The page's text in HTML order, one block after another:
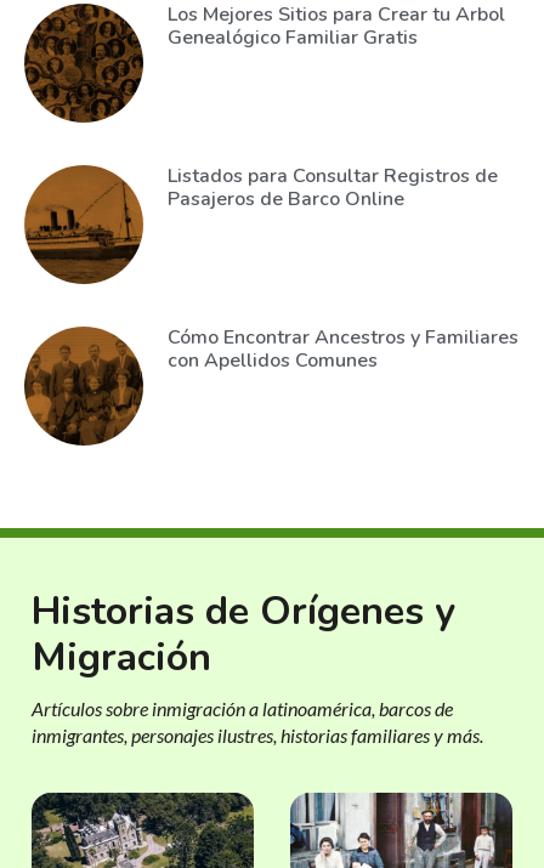
Los Mejores Sitios para Crear tu Arbol
Genealógico Familiar Gratis
Listados para Consultar Registros de
Pasajeros de Barco Online
Cómo Encontrar Ancestros y Familiares
con Apellidos Comunes
Historias de Orígenes y
Migración
Artículos sobre inmigración a latinoamérica, barcos de
inmigrantes, personajes ilustres, historias familiares y más.